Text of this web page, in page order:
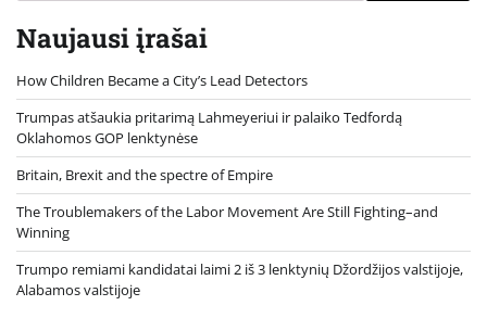
Naujausi įrašai
How Children Became a City’s Lead Detectors
Trumpas atšaukia pritarimą Lahmeyeriui ir palaiko Tedfordą
Oklahomos GOP lenktynėse
Britain, Brexit and the spectre of Empire
The Troublemakers of the Labor Movement Are Still Fighting–and
Winning
Trumpo remiami kandidatai laimi 2 iš 3 lenktynių Džordžijos valstijoje,
Alabamos valstijoje